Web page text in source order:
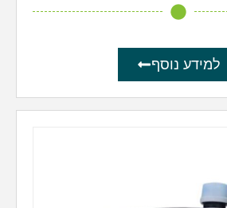
למידע נוסף